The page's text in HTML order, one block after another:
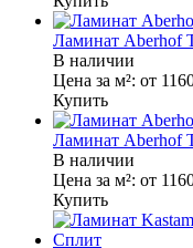
Ламинат Aberhof
В наличии
Цена за м²: от
Купить
Ламинат Aberhof
В наличии
Цена за м²: от
Купить